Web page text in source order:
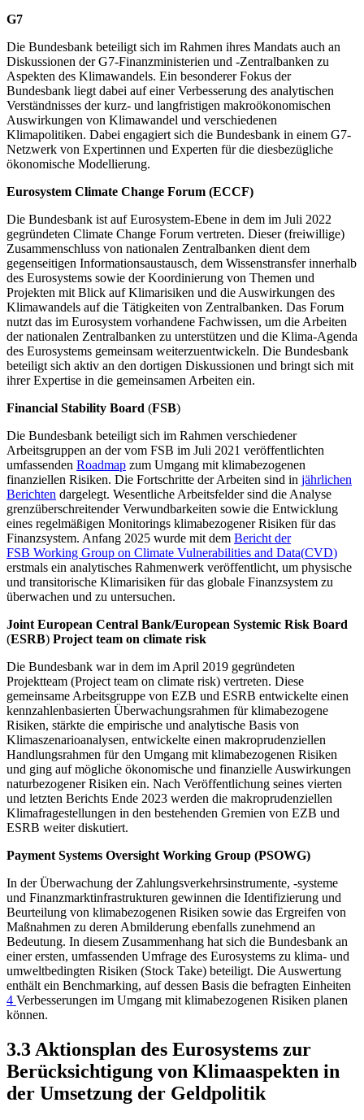
G7
Die Bundesbank beteiligt sich im Rahmen ihres Mandats auch an
Diskussionen derG7-Finanzministerien und -Zentralbanken zu
Aspekten des Klimawandels. Ein besonderer Fokus der
Bundesbank liegt dabei auf einer Verbesserung des analytischen
Verständnisses der kurz- und langfristigen makroökonomischen
Auswirkungen von Klimawandel und verschiedenen
Klimapolitiken. Dabei engagiert sich die Bundesbank in einem G7-
Netzwerk von Expertinnen und Experten für die diesbezügliche
ökonomische Modellierung.
Eurosystem Climate Change Forum (ECCF)
Die Bundesbank ist auf Eurosystem-Ebene in dem im Juli 2022
gegründeten Climate Change Forum vertreten. Dieser (freiwillige)
Zusammenschluss von nationalen Zentralbanken dient dem
gegenseitigen Informationsaustausch, dem Wissenstransfer innerhalb
des Eurosystems sowie der Koordinierung von Themen und
Projekten mit Blick auf Klimarisiken und die Auswirkungen des
Klimawandels auf die Tätigkeiten von Zentralbanken. Das Forum
nutzt das im Eurosystem vorhandene Fachwissen, um die Arbeiten
der nationalen Zentralbanken zu unterstützen und die Klima-Agenda
des Eurosystems gemeinsam weiterzuentwickeln. Die Bundesbank
beteiligt sich aktiv an den dortigen Diskussionen und bringt sich mit
ihrer Expertise in die gemeinsamen Arbeiten ein.
Financial Stability Board (FSB)
Die Bundesbank beteiligt sich im Rahmen verschiedener
Arbeitsgruppen an der vom FSB im Juli 2021 veröffentlichten
umfassenden Roadmap zum Umgang mit klimabezogenen
finanziellen Risiken. Die Fortschritte der Arbeiten sind in jährlichen
Berichten dargelegt. Wesentliche Arbeitsfelder sind die Analyse
grenzüberschreitender Verwundbarkeiten sowie die Entwicklung
eines regelmäßigen Monitorings klimabezogener Risiken für das
Finanzsystem. Anfang 2025 wurde mit dem Bericht der
FSB Working Group on Climate Vulnerabilities and Data(CVD)
erstmals ein analytisches Rahmenwerk veröffentlicht, um physische
und transitorische Klimarisiken für das globale Finanzsystem zu
überwachen und zu untersuchen.
Joint European Central Bank/European Systemic Risk Board
(ESRB) Project team on climate risk
Die Bundesbank war in dem im April 2019 gegründeten
Projektteam (Project team on climate risk) vertreten. Diese
gemeinsame Arbeitsgruppe von EZB und ESRB entwickelte einen
kennzahlenbasierten Überwachungsrahmen für klimabezogene
Risiken, stärkte die empirische und analytische Basis von
Klimaszenarioanalysen, entwickelte einen makroprudenziellen
Handlungsrahmen für den Umgang mit klimabezogenen Risiken
und ging auf mögliche ökonomische und finanzielle Auswirkungen
naturbezogener Risiken ein. Nach Veröffentlichung seines vierten
und letzten Berichts Ende 2023 werden die makroprudenziellen
Klimafragestellungen in den bestehenden Gremien von EZB und
ESRB weiter diskutiert.
Payment Systems Oversight Working Group (PSOWG)
In der Überwachung der Zahlungsverkehrsinstrumente, -systeme
und Finanzmarktinfrastrukturen gewinnen die Identifizierung und
Beurteilung von klimabezogenen Risiken sowie das Ergreifen von
Maßnahmen zu deren Abmilderung ebenfalls zunehmend an
Bedeutung. In diesem Zusammenhang hat sich die Bundesbank an
einer ersten, umfassenden Umfrage des Eurosystems zu klima- und
umweltbedingten Risiken (Stock Take) beteiligt. Die Auswertung
enthält ein Benchmarking, auf dessen Basis die befragten Einheiten
4 Verbesserungen im Umgang mit klimabezogenen Risiken planen
können.
3.3 Aktionsplan des Eurosystems zur
Berücksichtigung von Klimaaspekten in
der Umsetzung der Geldpolitik